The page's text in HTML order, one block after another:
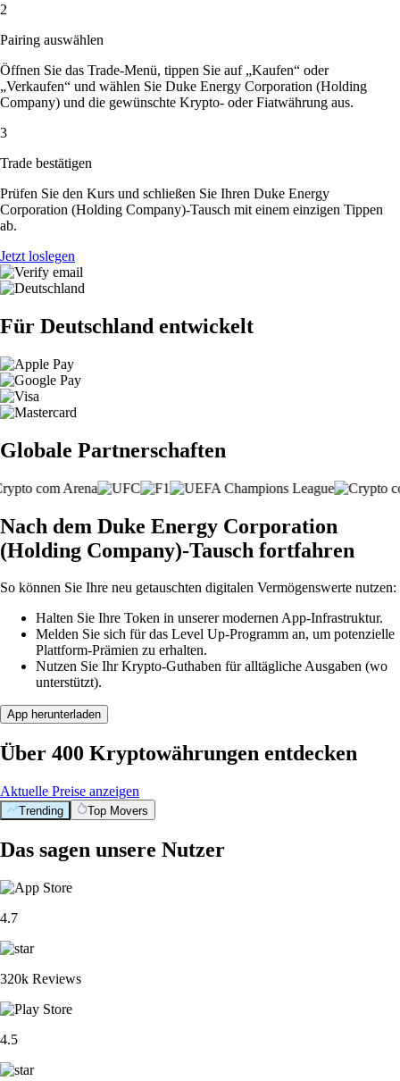
2
Pairing auswählen
Öffnen Sie das Trade-Menü, tippen Sie auf „Kaufen“ oder
„Verkaufen“ und wählen Sie Duke Energy Corporation (Holding
Company) und die gewünschte Krypto- oder Fiatwährung aus.
3
Trade bestätigen
Prüfen Sie den Kurs und schließen Sie Ihren Duke Energy
Corporation (Holding Company)-Tausch mit einem einzigen Tippen
ab.
Jetzt loslegen
Für Deutschland entwickelt
Globale Partnerschaften
Nach dem Duke Energy Corporation
(Holding Company)-Tausch fortfahren
So können Sie Ihre neu getauschten digitalen Vermögenswerte nutzen:
Halten Sie Ihre Token in unserer modernen App-Infrastruktur.
Melden Sie sich für das Level Up-Programm an, um potenzielle
Plattform-Prämien zu erhalten.
Nutzen Sie Ihr Krypto-Guthaben für alltägliche Ausgaben (wo
unterstützt).
App herunterladen
Über 400 Kryptowährungen entdecken
Aktuelle Preise anzeigen
Trending Top Movers
Das sagen unsere Nutzer
4.7
320k Reviews
4.5